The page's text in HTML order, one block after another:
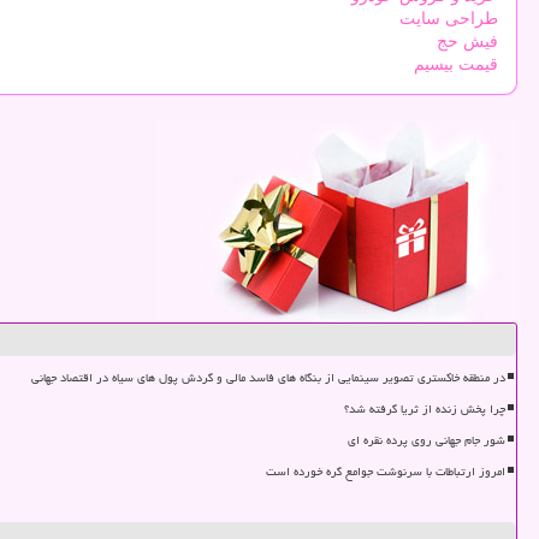
طراحی سایت
فیش حج
قیمت بیسیم
در منطقه خاکستری تصویر سینمایی از بنگاه های فاسد مالی و گردش پول های سیاه در اقتصاد جهانی
چرا پخش زنده از ثریا گرفته شد؟
شور جام جهانی روی پرده نقره ای
امروز ارتباطات با سرنوشت جوامع گره خورده است